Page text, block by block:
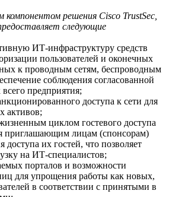
компонентом решения Cisco TrustSec,
следующие
ИТ-инфраструктуру средств
пользователей и оконечных
к проводным сетям, беспроводным
соблюдения согласованной
предприятия;
доступа к сети для
активов;
циклом гостевого доступа
приглашающим лицам (спонсорам)
доступа их гостей, что позволяет
на ИТ-специалистов;
порталов и возможности
для упрощения работы как новых,
в соответствии с принятыми в